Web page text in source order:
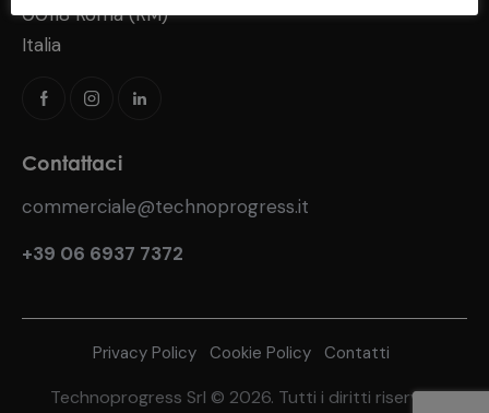
00118 Roma (RM)
Italia
Contattaci
commerciale@technoprogress.it
+39 06 6937 7372
Privacy Policy Cookie Policy Contatti
Technoprogress Srl © 2026. Tutti i diritti riservati